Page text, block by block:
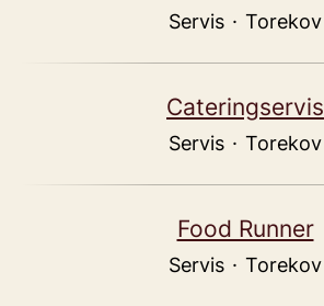
Servis · Torekov
Cateringservis
Servis · Torekov
Food Runner
Servis · Torekov